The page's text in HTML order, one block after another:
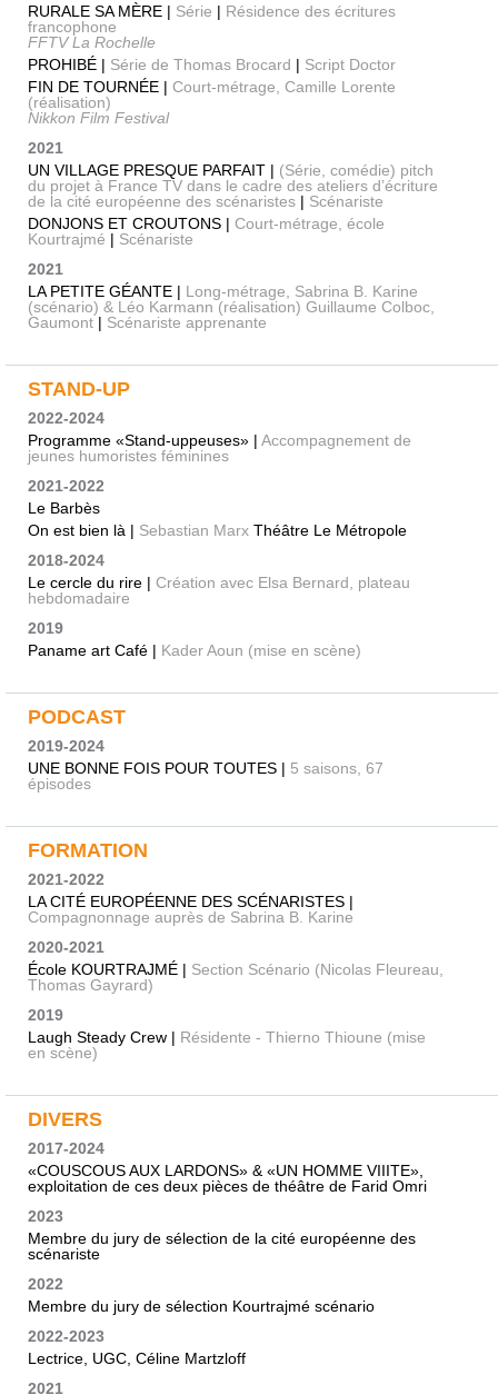
RURALE SA MÈRE | Série | Résidence des écritures
francophone
FFTV La Rochelle
PROHIBÉ | Série de Thomas Brocard | Script Doctor
FIN DE TOURNÉE | Court-métrage, Camille Lorente
(réalisation)
Nikkon Film Festival
2021
UN VILLAGE PRESQUE PARFAIT | (Série, comédie) pitch
du projet à France TV dans le cadre des ateliers d’écriture
de la cité européenne des scénaristes | Scénariste
DONJONS ET CROUTONS | Court-métrage, école
Kourtrajmé | Scénariste
2021
LA PETITE GÉANTE | Long-métrage, Sabrina B. Karine
(scénario) & Léo Karmann (réalisation) Guillaume Colboc,
Gaumont | Scénariste apprenante
STAND-UP
2022-2024
Programme «Stand-uppeuses» | Accompagnement de
jeunes humoristes féminines
2021-2022
Le Barbès
On est bien là | Sebastian Marx Théâtre Le Métropole
2018-2024
Le cercle du rire | Création avec Elsa Bernard, plateau
hebdomadaire
2019
Paname art Café | Kader Aoun (mise en scène)
PODCAST
2019-2024
UNE BONNE FOIS POUR TOUTES | 5 saisons, 67
épisodes
FORMATION
2021-2022
LA CITÉ EUROPÉENNE DES SCÉNARISTES |
Compagnonnage auprès de Sabrina B. Karine
2020-2021
École KOURTRAJMÉ | Section Scénario (Nicolas Fleureau,
Thomas Gayrard)
2019
Laugh Steady Crew | Résidente - Thierno Thioune (mise
en scène)
DIVERS
2017-2024
«COUSCOUS AUX LARDONS» & «UN HOMME VIIITE»,
exploitation de ces deux pièces de théâtre de Farid Omri
2023
Membre du jury de sélection de la cité européenne des
scénariste
2022
Membre du jury de sélection Kourtrajmé scénario
2022-2023
Lectrice, UGC, Céline Martzloff
2021